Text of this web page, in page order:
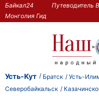
Байкал24 Путеводитель
Монголия Гид
Усть-Кут Братск Усть-
Северобайкальск